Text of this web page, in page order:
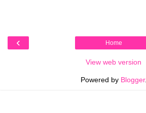
‹ Home
View web version
Powered by Blogger.